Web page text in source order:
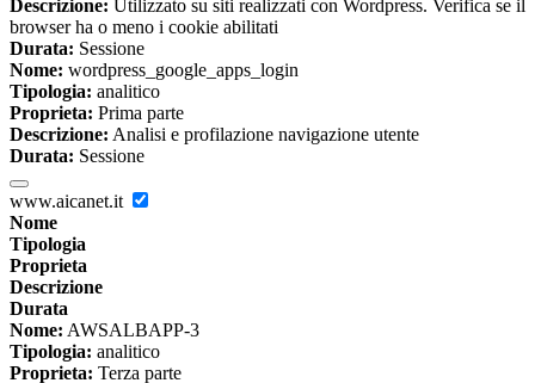
Descrizione: Utilizzato su siti realizzati con Wordpress. Verifica se il
browser ha o meno i cookie abilitati
Durata: Sessione
Nome: wordpress_google_apps_login
Tipologia: analitico
Proprieta: Prima parte
Descrizione: Analisi e profilazione navigazione utente
Durata: Sessione
www.aicanet.it
Nome
Tipologia
Proprieta
Descrizione
Durata
Nome: AWSALBAPP-3
Tipologia: analitico
Proprieta: Terza parte